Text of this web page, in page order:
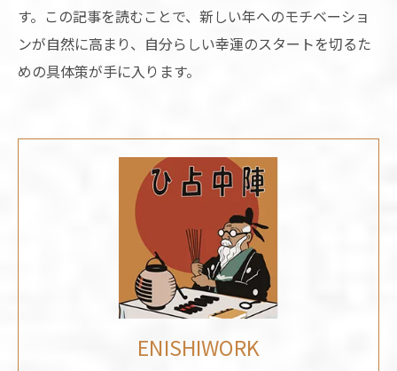
す。この記事を読むことで、新しい年へのモチベーショ
ンが自然に高まり、自分らしい幸運のスタートを切るた
めの具体策が手に入ります。
ENISHIWORK